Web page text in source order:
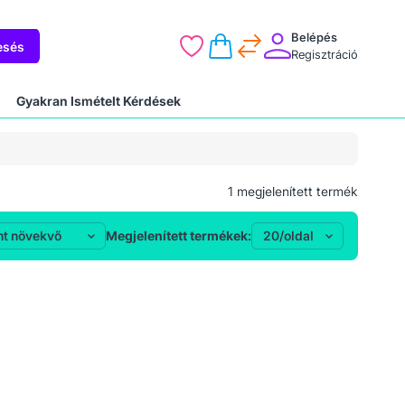
Belépés
Regisztráció
Gyakran Ismételt Kérdések
1 megjelenített termék
Megjelenített termékek: